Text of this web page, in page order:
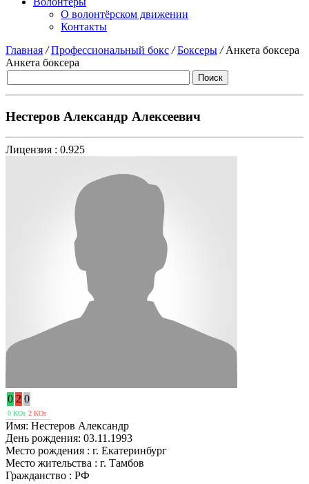
О волонтёрском движении
Контакты
Главная / Профессиональный бокс / Боксеры /Анкета боксера
Анкета боксера
Нестеров Александр Алексеевич
Лицензия : 0.925
0 2 0
0 KOs 2 KOs
Имя: Нестеров Александр
День рождения: 03.11.1993
Место рождения : г. Екатеринбург
Место жительства : г. Тамбов
Гражданство : РФ